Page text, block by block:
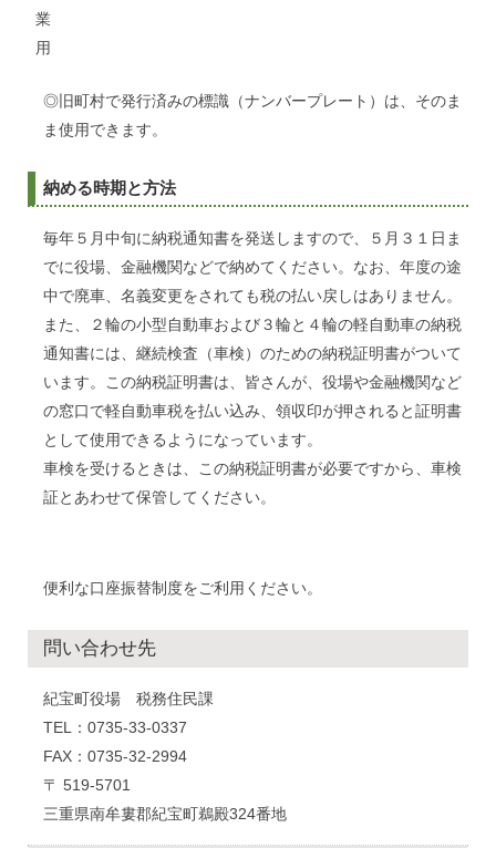
業
用
◎旧町村で発行済みの標識（ナンバープレート）は、そのま
ま使用できます。
納める時期と方法
毎年５月中旬に納税通知書を発送しますので、５月３１日ま
でに役場、金融機関などで納めてください。なお、年度の途
中で廃車、名義変更をされても税の払い戻しはありません。
また、２輪の小型自動車および３輪と４輪の軽自動車の納税
通知書には、継続検査（車検）のための納税証明書がついて
います。この納税証明書は、皆さんが、役場や金融機関など
の窓口で軽自動車税を払い込み、領収印が押されると証明書
として使用できるようになっています。
車検を受けるときは、この納税証明書が必要ですから、車検
証とあわせて保管してください。
便利な口座振替制度をご利用ください。
問い合わせ先
紀宝町役場 税務住民課
TEL：0735-33-0337
FAX：0735-32-2994
〒 519-5701
三重県南牟婁郡紀宝町鵜殿324番地